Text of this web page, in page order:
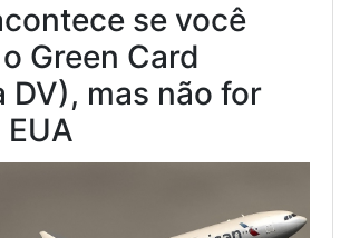
se você
Green Card
DV), mas não for